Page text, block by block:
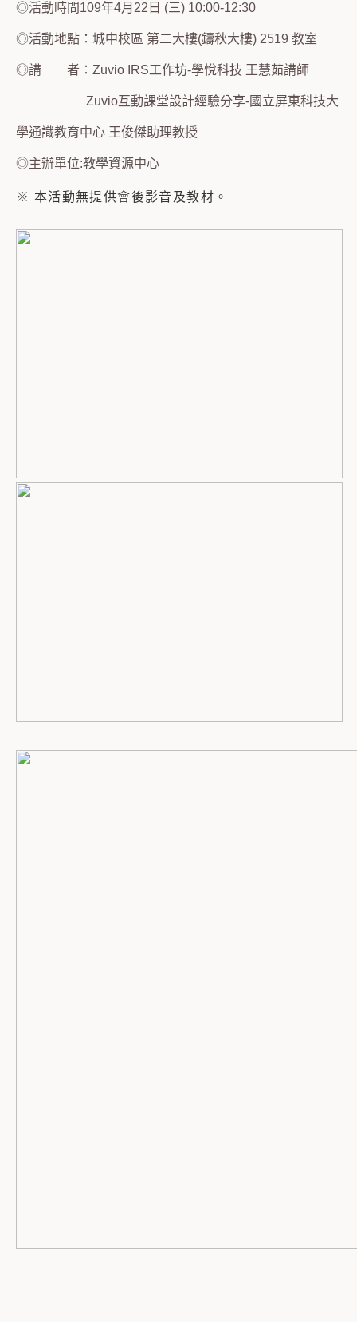
◎活動時間109年4月22日 (三) 10:00-12:30
◎活動地點：城中校區 第二大樓(鑄秋大樓) 2519 教室
◎講 者：Zuvio IRS工作坊-學悅科技 王慧茹講師
Zuvio互動課堂設計經驗分享-國立屏東科技大
學通識教育中心 王俊傑助理教授
◎主辦單位:教學資源中心
※ 本活動無提供會後影音及教材。